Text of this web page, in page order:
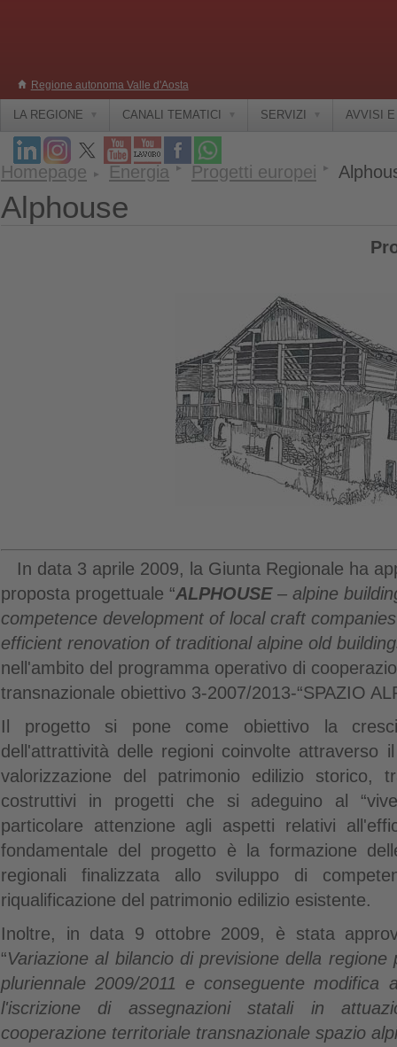
Regione autonoma Valle d'Aosta
LA REGIONE CANALI TEMATICI SERVIZI AVVISI
Homepage Energia Progetti europei
Alphouse
In data 3 aprile 2009, la Giunta Regionale ha
proposta progettuale “ALPHOUSE– alpine
competence development of local craft
efficient renovation of traditional alpine old
nell'ambito del programma operativo di
transnazionale obiettivo 3-2007/2013-“SPAZIO
Il progetto si pone come obiettivo la
dell'attrattività delle regioni coinvolte attraverso
valorizzazione del patrimonio edilizio storico,
costruttivi in progetti che si adeguino al
particolare attenzione agli aspetti relativi
fondamentale del progetto è la formazione
regionali finalizzata allo sviluppo di
riqualificazione del patrimonio edilizio esistente.
Inoltre, in data 9 ottobre 2009, è stata
“Variazione al bilancio di previsione della
pluriennale 2009/2011 e conseguente modifica
l'iscrizione di assegnazioni statali in
cooperazione territoriale transnazionale spazio